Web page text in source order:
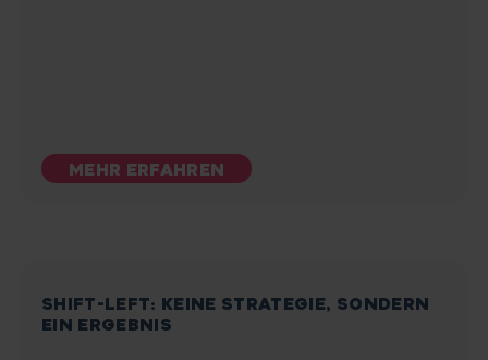
MEHR ERFAHREN
SHIFT-LEFT: KEINE STRATEGIE, SONDERN
EIN ERGEBNIS